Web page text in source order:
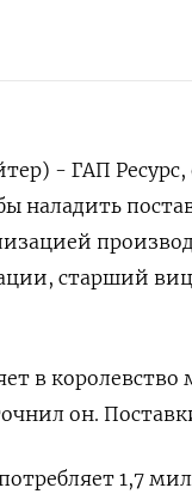
- ГАП
наладить
старший
в
он.
1,7